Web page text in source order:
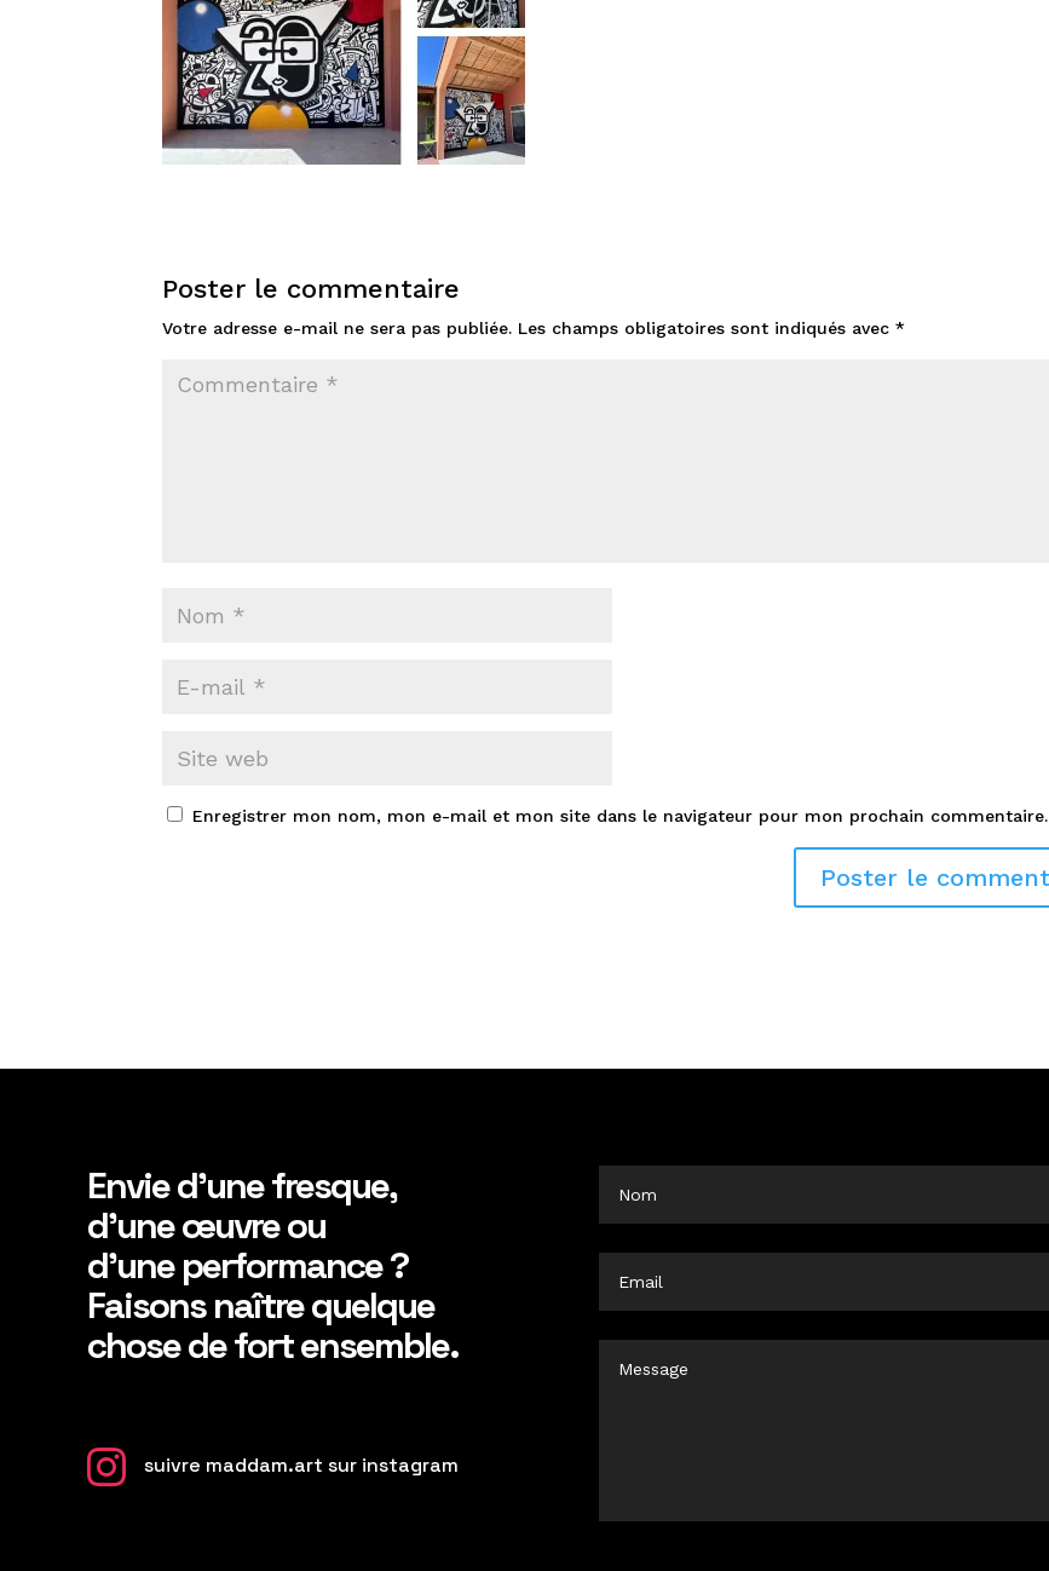
Poster le commentaire
Votre adresse e-mail ne sera pas publiée. Les champs obligatoires sont indiqués avec*
Enregistrer mon nom, mon e-mail et mon site dans le navigateur pour mon prochain commentaire.
Envie d’une fresque,
d’une œuvre ou
d’une performance ?
Faisons naître quelque
chose de fort ensemble.
 suivre maddam.art sur instagram